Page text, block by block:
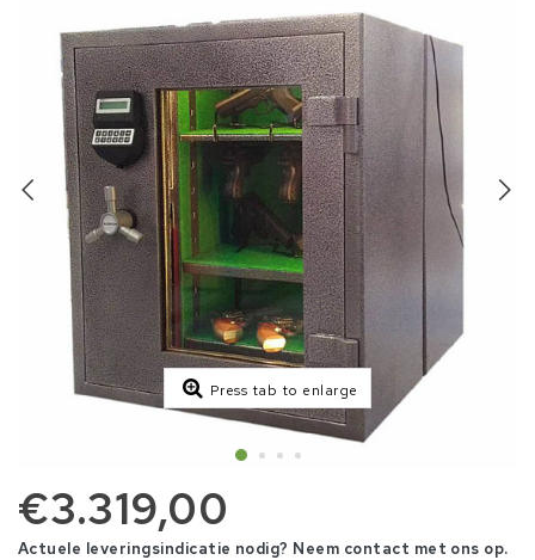
Press tab to enlarge
€3.319,00
Actuele leveringsindicatie nodig? Neem contact met ons op.